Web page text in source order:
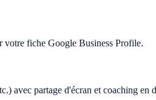
votre fiche Google Business Profile.
avec partage d'écran et coaching en